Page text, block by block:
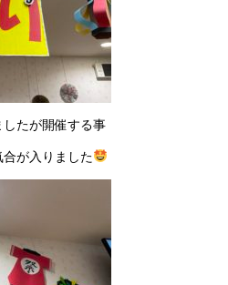
したが開催する事
が入りました